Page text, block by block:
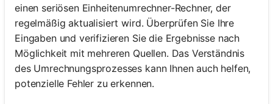
einen seriösen Einheitenumrechner-Rechner, der
regelmäßig aktualisiert wird. Überprüfen Sie Ihre
Eingaben und verifizieren Sie die Ergebnisse nach
Möglichkeit mit mehreren Quellen. Das Verständnis
des Umrechnungsprozesses kann Ihnen auch helfen,
potenzielle Fehler zu erkennen.